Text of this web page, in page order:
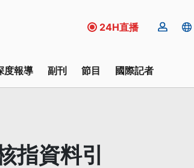
24H直播
度報導 副刊 節目 國際記者
指資料引